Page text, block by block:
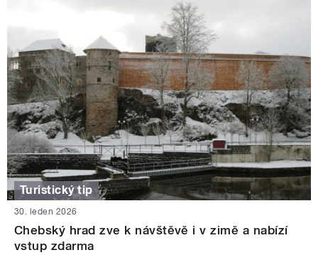
Turistický tip
30. leden 2026
Chebský hrad zve k návštěvě i v zimě a nabízí
vstup zdarma